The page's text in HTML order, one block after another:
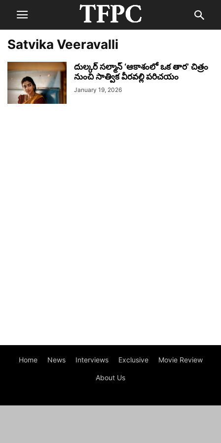
Satvika Veeravalli
దుల్కర్ సల్మాన్ ‘ఆకాశంలో ఒక తార’ చిత్రం
నుంచి సాత్విక వీరవల్లి పరిచయం
January 19, 2026
Home News Interviews Exclusive Movie Review
About Us